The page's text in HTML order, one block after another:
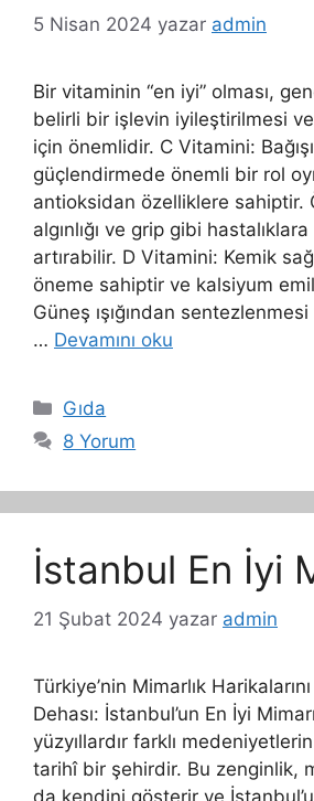
5 Nisan 2024 yazar admin
Bir vitaminin “en iyi” olması,
belirli bir işlevin iyileştirilmesi
için önemlidir. C Vitamini:
güçlendirmede önemli bir rol
antioksidan özelliklere sahiptir.
algınlığı ve grip gibi
artırabilir. D Vitamini: Kemik
öneme sahiptir ve kalsiyum
Güneş ışığından
… Devamını oku
Kategoriler
Gıda
8 Yorum
İstanbul En İyi
21 Şubat 2024 yazar admin
Türkiye’nin Mimarlık
Dehası: İstanbul’un En İyi
yüzyıllardır farklı
tarihî bir şehirdir. Bu zenginlik,
da kendini gösterir ve